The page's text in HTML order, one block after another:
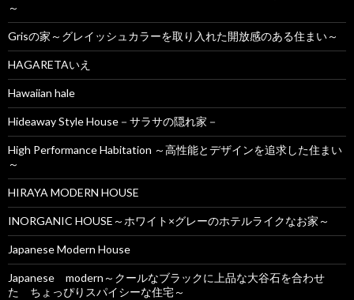
～
Grisの家～グレイッシュカラーを取り入れた開放感のある住まい～
HAGARETAいえ
Hawaiian hale
Hideaway Style House－サラサの隠れ家－
High Performance Habitation ～高性能とデザインを追求した住まい
～
HIRAYA MODERN HOUSE
INORGANIC HOUSE～ホワイト×グレーのホテルライクなお家～
Japanese Modern House
Japanese modern～クールなブラックに上品な大谷石を合わせ
た ちょっぴりスパイシーな住宅～